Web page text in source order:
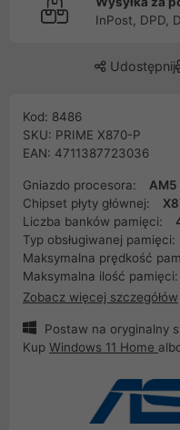
InPost, DPD,
Udostępnij
Kod: 8486
SKU: PRIME X870-P
EAN: 4711387723036
Gniazdo procesora:
AM5
Chipset płyty głównej:
Liczba banków pamięci:
Typ obsługiwanej pamięci:
Maksymalna prędkość
Maksymalna ilość pamięci:
Zobacz więcej szczegółów
Postaw na oryginalny
Kup Windows 11 Home